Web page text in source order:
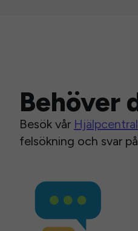
Behöver
Besök vår Hjälpcentral
felsökning och svar